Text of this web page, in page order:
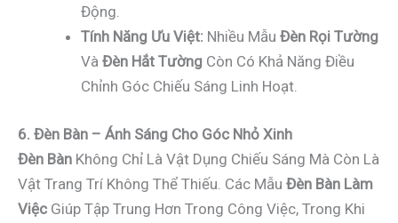
Động.
Tính Năng Ưu Việt: Nhiều Mẫu Đèn Rọi Tường
Và Đèn Hắt Tường Còn Có Khả Năng Điều
Chỉnh Góc Chiếu Sáng Linh Hoạt.
6. Đèn Bàn – Ánh Sáng Cho Góc Nhỏ Xinh
Đèn Bàn Không Chỉ Là Vật Dụng Chiếu Sáng Mà Còn Là
Vật Trang Trí Không Thể Thiếu. Các Mẫu Đèn Bàn Làm
Việc Giúp Tập Trung Hơn Trong Công Việc, Trong Khi